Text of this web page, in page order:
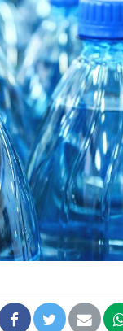
écrans en
Toujours
comment le
empiète de
sur nos
Cancer
stratégie
changé la
basque